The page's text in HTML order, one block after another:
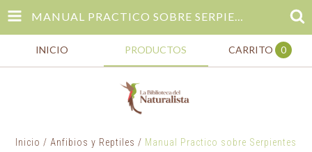
MANUAL PRACTICO SOBRE SERPIENTES
INICIO PRODUCTOS CARRITO 0
Inicio / Anfibios y Reptiles / Manual Practico sobre Serpientes